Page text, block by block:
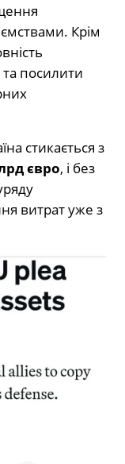
Крім
посилити
стикається з
євро, і без
витрат уже з